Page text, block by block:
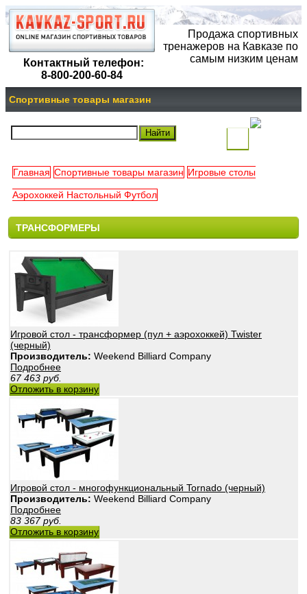
Контактный телефон:
8-800-200-60-84
Продажа спортивных
тренажеров на Кавказе по
самым низким ценам
Спортивные товары магазин
Главная Спортивные товары магазин Игровые столы
Аэрохоккей Настольный Футбол
ТРАНСФОРМЕРЫ
Игровой стол - трансформер (пул + аэрохоккей) Twister
(черный)
Производитель: Weekend Billiard Company
Подробнее
67 463 руб.
Отложить в корзину
Игровой стол - многофункциональный Tornado (черный)
Производитель: Weekend Billiard Company
Подробнее
83 367 руб.
Отложить в корзину